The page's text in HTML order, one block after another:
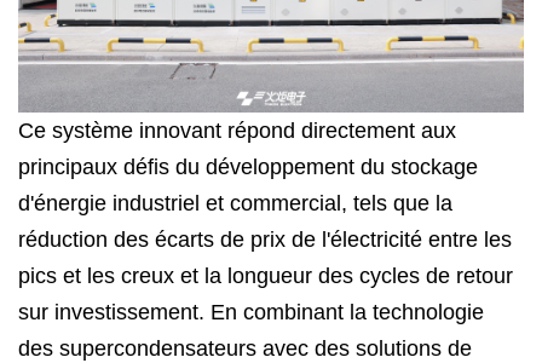
Ce système innovant répond directement aux
principaux défis du développement du stockage
d'énergie industriel et commercial, tels que la
réduction des écarts de prix de l'électricité entre les
pics et les creux et la longueur des cycles de retour
sur investissement. En combinant la technologie
des supercondensateurs avec des solutions de